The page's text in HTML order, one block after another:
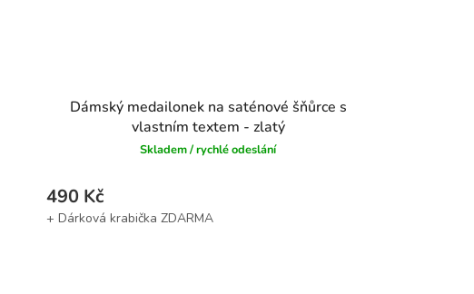
Dámský medailonek na saténové šňůrce s
vlastním textem - zlatý
Skladem / rychlé odeslání
490 Kč